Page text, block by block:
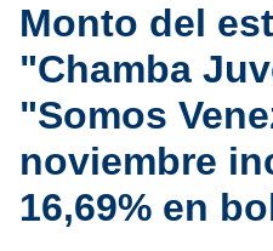
Monto del
"Chamba
"Somos
noviembre
16,69% en